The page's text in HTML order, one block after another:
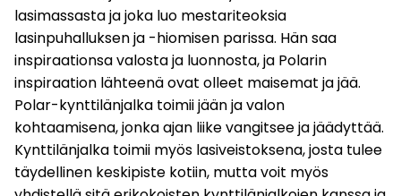
lasimassasta ja joka luo mestariteoksia
lasinpuhalluksen ja -hiomisen parissa. Hän saa
inspiraationsa valosta ja luonnosta, ja Polarin
inspiraation lähteenä ovat olleet maisemat ja jää.
Polar-kynttilänjalka toimii jään ja valon
kohtaamisena, jonka ajan liike vangitsee ja jäädyttää.
Kynttilänjalka toimii myös lasiveistoksena, josta tulee
täydellinen keskipiste kotiin, mutta voit myös